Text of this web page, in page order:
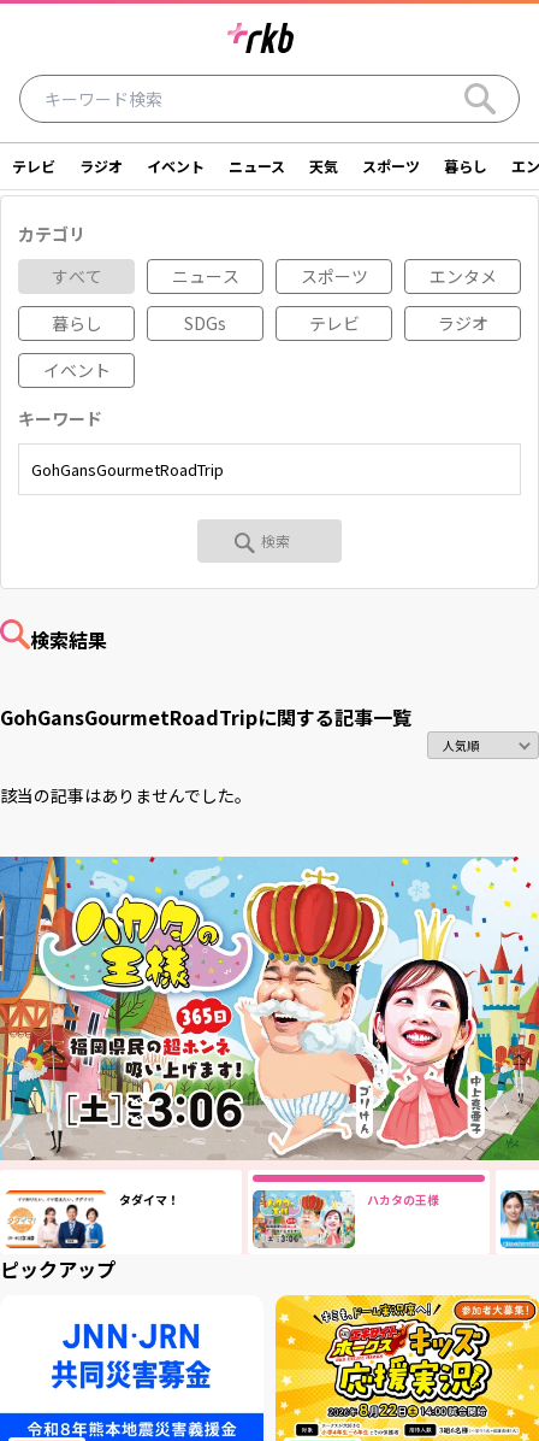
テレビ ラジオ イベント ニュース
天気 スポーツ 暮らし エンタメ
SDGs アナウンサー ライター シリーズ
ご意見・お問い合わせ
関連会社
テレビ ラジオ イベント ニュース 天気 スポーツ 暮らし エ
カテゴリ
すべて
ニュース スポーツ
エンタメ
暮らし
SDGs テレビ
ラジオ
イベント
キーワード
検索結果
GohGansGourmetRoadTripに関する記事一覧
該当の記事はありませんでした。
タダイマ！ ハカタの王様
ピックアップ